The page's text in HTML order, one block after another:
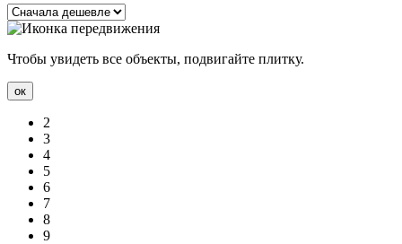
Чтобы увидеть все объекты, подвигайте плитку.
ок
2
3
4
5
6
7
8
9